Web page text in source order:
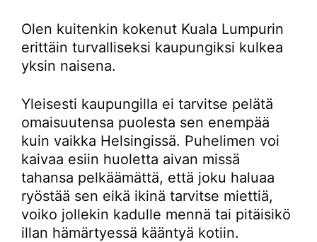
Olen kuitenkin kokenut Kuala Lumpurin
erittäin turvalliseksi kaupungiksi kulkea
yksin naisena.
Yleisesti kaupungilla ei tarvitse pelätä
omaisuutensa puolesta sen enempää
kuin vaikka Helsingissä. Puhelimen voi
kaivaa esiin huoletta aivan missä
tahansa pelkäämättä, että joku haluaa
ryöstää sen eikä ikinä tarvitse miettiä,
voiko jollekin kadulle mennä tai pitäisikö
illan hämärtyessä kääntyä kotiin.